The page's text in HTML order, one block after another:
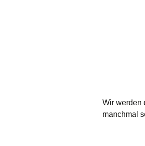
Wir werden
manchmal